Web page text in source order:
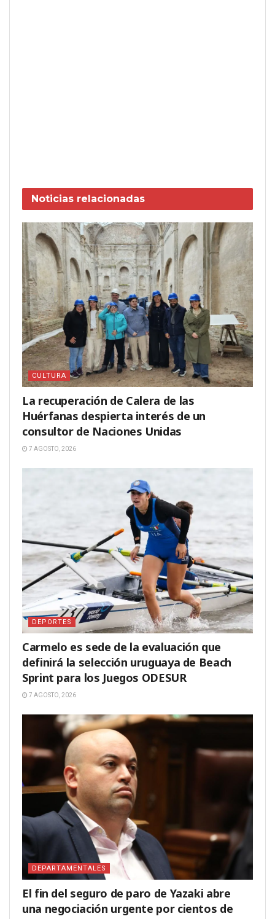
Noticias relacionadas
CULTURA
La recuperación de Calera de las
Huérfanas despierta interés de un
consultor de Naciones Unidas
7 AGOSTO, 2026
DEPORTES
Carmelo es sede de la evaluación que
definirá la selección uruguaya de Beach
Sprint para los Juegos ODESUR
7 AGOSTO, 2026
DEPARTAMENTALES
El fin del seguro de paro de Yazaki abre
una negociación urgente por cientos de